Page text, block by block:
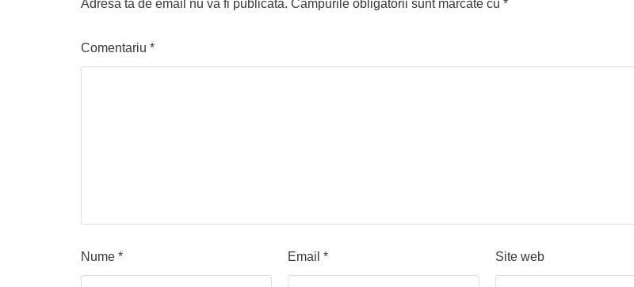
Adresa ta de email nu va fi publicată. Câmpurile obligatorii sunt marcate cu *
Comentariu *
Nume * Email* Site web